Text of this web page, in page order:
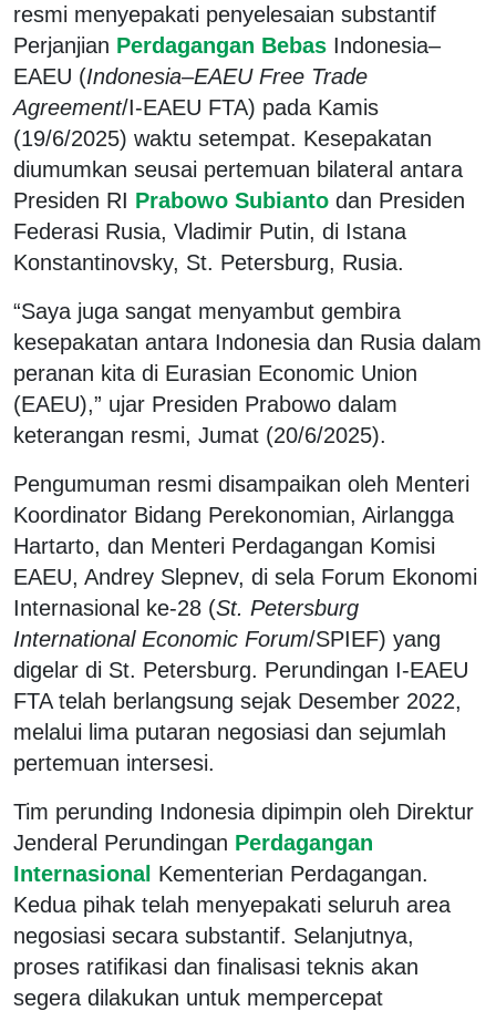
resmi menyepakati penyelesaian substantif
Perjanjian Perdagangan Bebas Indonesia–
EAEU (Indonesia–EAEU Free Trade
Agreement/I-EAEU FTA) pada Kamis
(19/6/2025) waktu setempat. Kesepakatan
diumumkan seusai pertemuan bilateral antara
Presiden RI Prabowo Subianto dan Presiden
Federasi Rusia, Vladimir Putin, di Istana
Konstantinovsky, St. Petersburg, Rusia.
“Saya juga sangat menyambut gembira
kesepakatan antara Indonesia dan Rusia dalam
peranan kita di Eurasian Economic Union
(EAEU),” ujar Presiden Prabowo dalam
keterangan resmi, Jumat (20/6/2025).
Pengumuman resmi disampaikan oleh Menteri
Koordinator Bidang Perekonomian, Airlangga
Hartarto, dan Menteri Perdagangan Komisi
EAEU, Andrey Slepnev, di sela Forum Ekonomi
Internasional ke-28 (St. Petersburg
International Economic Forum/SPIEF) yang
digelar di St. Petersburg. Perundingan I-EAEU
FTA telah berlangsung sejak Desember 2022,
melalui lima putaran negosiasi dan sejumlah
pertemuan intersesi.
Tim perunding Indonesia dipimpin oleh Direktur
Jenderal Perundingan Perdagangan
Internasional Kementerian Perdagangan.
Kedua pihak telah menyepakati seluruh area
negosiasi secara substantif. Selanjutnya,
proses ratifikasi dan finalisasi teknis akan
segera dilakukan untuk mempercepat